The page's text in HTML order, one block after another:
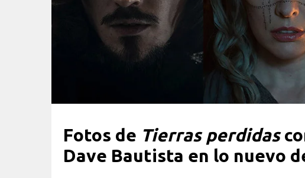
Fotos de Tierras perdidas
Dave Bautista en lo nuevo